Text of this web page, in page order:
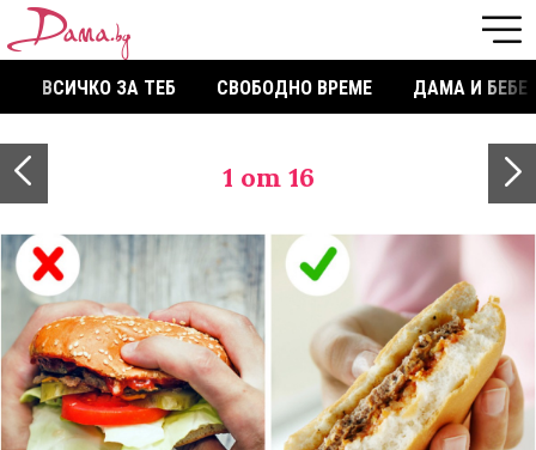
ВСИЧКО ЗА ТЕБ СВОБОДНО ВРЕМЕ ДАМА И БЕБЕ
1 от 16